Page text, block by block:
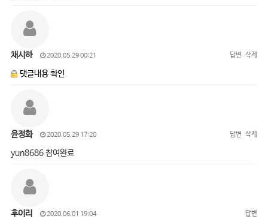
채시하 2020.05.29 00:21 답변 삭제
댓글내용 확인
윤정화 2020.05.29 17:20 답변 삭제
yun8686 참여완료
후이리 2020.06.01 19:04 답변